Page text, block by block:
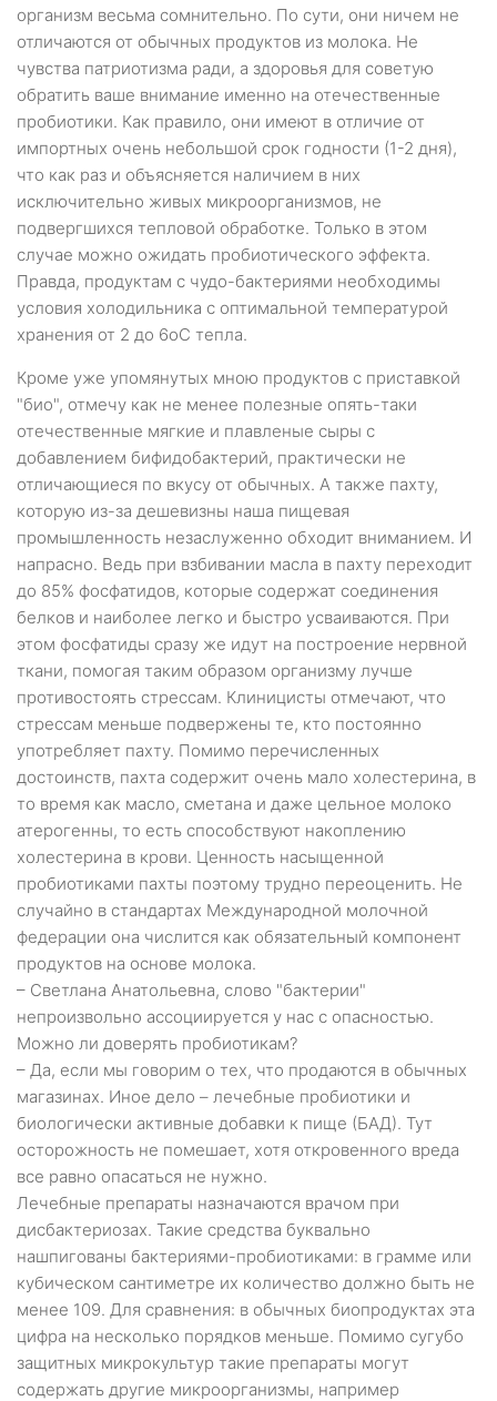
организм весьма сомнительно. По сути, они ничем не
отличаются от обычных продуктов из молока. Не
чувства патриотизма ради, а здоровья для советую
обратить ваше внимание именно на отечественные
пробиотики. Как правило, они имеют в отличие от
импортных очень небольшой срок годности (1-2 дня),
что как раз и объясняется наличием в них
исключительно живых микроорганизмов, не
подвергшихся тепловой обработке. Только в этом
случае можно ожидать пробиотического эффекта.
Правда, продуктам с чудо-бактериями необходимы
условия холодильника с оптимальной температурой
хранения от 2 до 6оС тепла.
Кроме уже упомянутых мною продуктов с приставкой
"био", отмечу как не менее полезные опять-таки
отечественные мягкие и плавленые сыры с
добавлением бифидобактерий, практически не
отличающиеся по вкусу от обычных. А также пахту,
которую из-за дешевизны наша пищевая
промышленность незаслуженно обходит вниманием. И
напрасно. Ведь при взбивании масла в пахту переходит
до 85% фосфатидов, которые содержат соединения
белков и наиболее легко и быстро усваиваются. При
этом фосфатиды сразу же идут на построение нервной
ткани, помогая таким образом организму лучше
противостоять стрессам. Клиницисты отмечают, что
стрессам меньше подвержены те, кто постоянно
употребляет пахту. Помимо перечисленных
достоинств, пахта содержит очень мало холестерина, в
то время как масло, сметана и даже цельное молоко
атерогенны, то есть способствуют накоплению
холестерина в крови. Ценность насыщенной
пробиотиками пахты поэтому трудно переоценить. Не
случайно в стандартах Международной молочной
федерации она числится как обязательный компонент
продуктов на основе молока.
– Светлана Анатольевна, слово "бактерии"
непроизвольно ассоциируется у нас с опасностью.
Можно ли доверять пробиотикам?
– Да, если мы говорим о тех, что продаются в обычных
магазинах. Иное дело – лечебные пробиотики и
биологически активные добавки к пище (БАД). Тут
осторожность не помешает, хотя откровенного вреда
все равно опасаться не нужно.
Лечебные препараты назначаются врачом при
дисбактериозах. Такие средства буквально
нашпигованы бактериями-пробиотиками: в грамме или
кубическом сантиметре их количество должно быть не
менее 109. Для сравнения: в обычных биопродуктах эта
цифра на несколько порядков меньше. Помимо сугубо
защитных микрокультур такие препараты могут
содержать другие микроорганизмы, например